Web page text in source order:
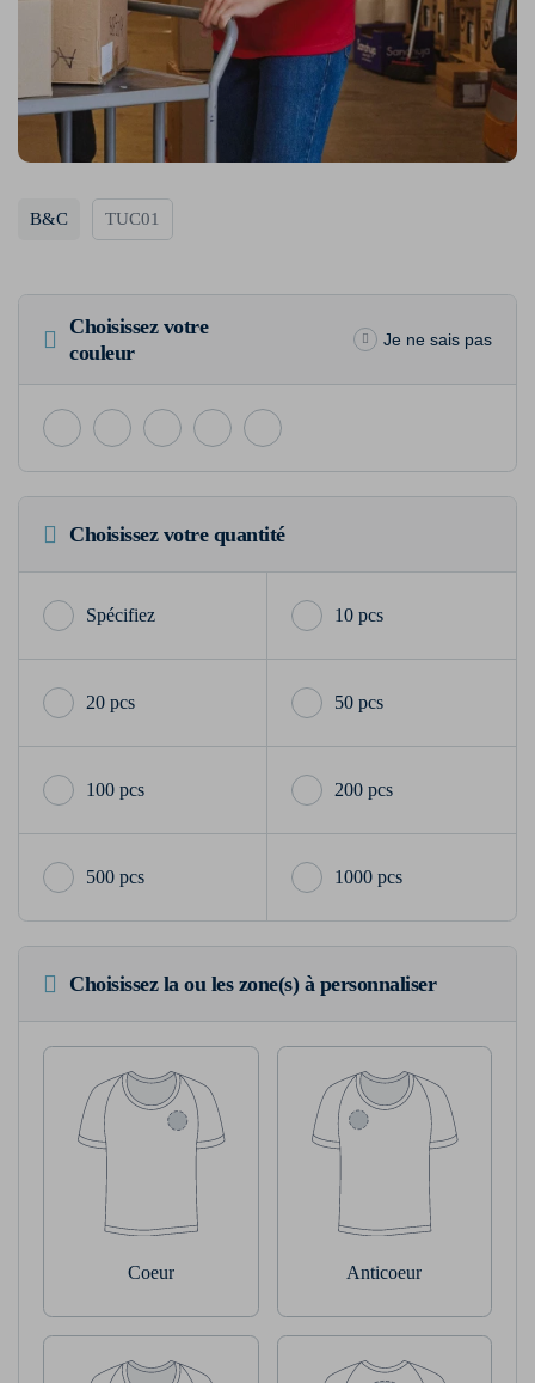
B&C TUC01
Choisissez votre
couleur
Je ne sais pas
Choisissez votre quantité
10 pcs
20 pcs 50 pcs
100 pcs 200 pcs
500 pcs 1000 pcs
Choisissez la ou les zone(s) à personnaliser
Coeur Anticoeur